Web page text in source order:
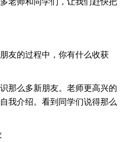
友的过程中，你有什么收获
那么多新朋友。老师更高兴的
我介绍。看到同学们说得那么